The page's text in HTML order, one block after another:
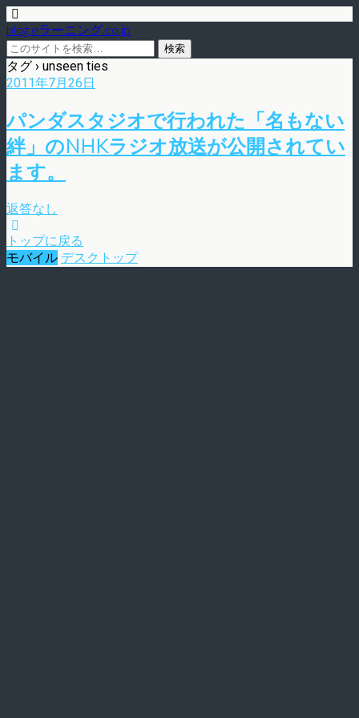
blog.eラーニング.co.jp
タグ › unseen ties
2011年7月26日
パンダスタジオで行われた「名もない
絆」のNHKラジオ放送が公開されてい
ます。
返答なし
トップに戻る
モバイル デスクトップ